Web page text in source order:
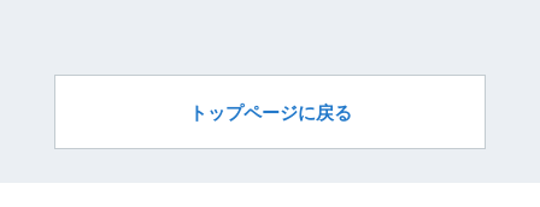
トップページに戻る